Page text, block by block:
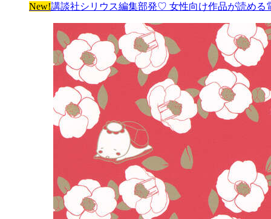
New!講談社シリウス編集部発♡ 女性向け作品が読める